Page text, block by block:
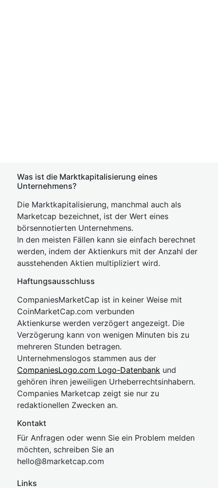
Was ist die Marktkapitalisierung eines
Unternehmens?
Die Marktkapitalisierung, manchmal auch als
Marketcap bezeichnet, ist der Wert eines
börsennotierten Unternehmens.
In den meisten Fällen kann sie einfach berechnet
werden, indem der Aktienkurs mit der Anzahl der
ausstehenden Aktien multipliziert wird.
Haftungsausschluss
CompaniesMarketCap ist in keiner Weise mit
CoinMarketCap.com verbunden
Aktienkurse werden verzögert angezeigt. Die
Verzögerung kann von wenigen Minuten bis zu
mehreren Stunden betragen.
Unternehmenslogos stammen aus der
CompaniesLogo.com Logo-Datenbank und
gehören ihren jeweiligen Urheberrechtsinhabern.
Companies Marketcap zeigt sie nur zu
redaktionellen Zwecken an.
Kontakt
Für Anfragen oder wenn Sie ein Problem melden
möchten, schreiben Sie an
hello@8marketcap.com
Links